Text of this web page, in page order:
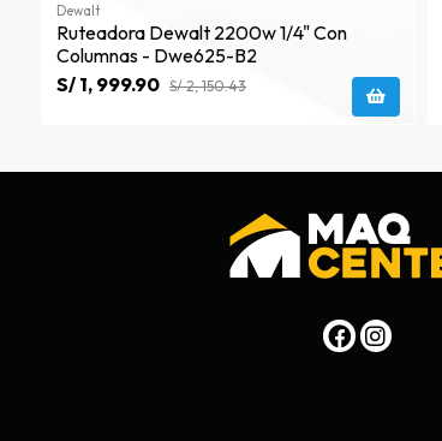
Dewalt
Ruteadora Dewalt 2200w 1/4" Con
Columnas - Dwe625-B2
S/ 1, 999.90 S/ 2, 150.43